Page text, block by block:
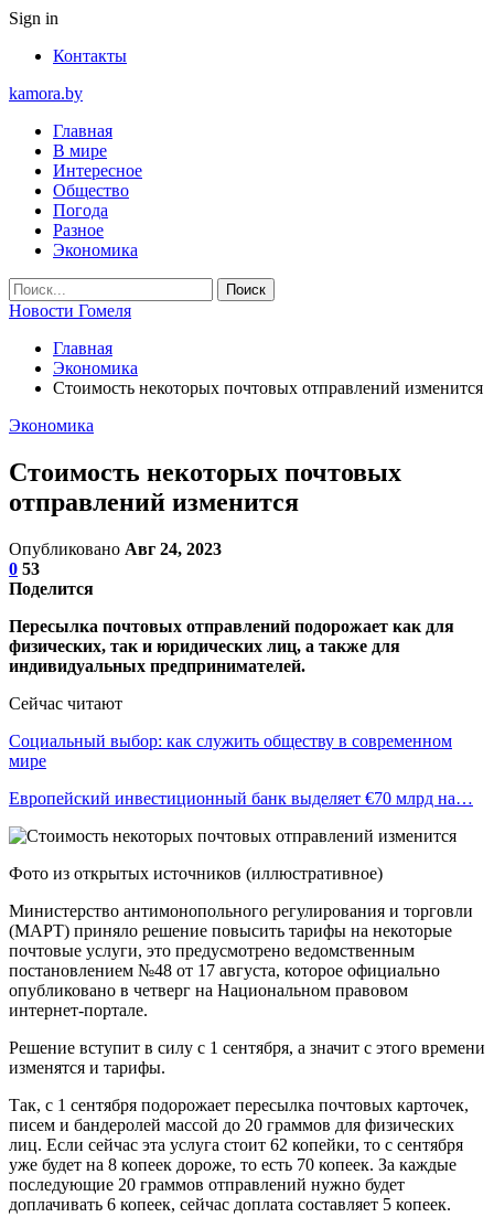
Sign in
Контакты
kamora.by
Главная
В мире
Интересное
Общество
Погода
Разное
Экономика
Новости Гомеля
Главная
Экономика
Стоимость некоторых почтовых отправлений изменится
Экономика
Стоимость некоторых почтовых
отправлений изменится
Опубликовано Авг 24, 2023
0 53
Поделится
Пересылка почтовых отправлений подорожает как для
физических, так и юридических лиц, а также для
индивидуальных предпринимателей.
Сейчас читают
Социальный выбор: как служить обществу в современном
мире
Европейский инвестиционный банк выделяет €70 млрд на…
Фото из открытых источников (иллюстративное)
Министерство антимонопольного регулирования и торговли
(МАРТ) приняло решение повысить тарифы на некоторые
почтовые услуги, это предусмотрено ведомственным
постановлением №48 от 17 августа, которое официально
опубликовано в четверг на Национальном правовом
интернет-портале.
Решение вступит в силу с 1 сентября, а значит с этого времени
изменятся и тарифы.
Так, с 1 сентября подорожает пересылка почтовых карточек,
писем и бандеролей массой до 20 граммов для физических
лиц. Если сейчас эта услуга стоит 62 копейки, то с сентября
уже будет на 8 копеек дороже, то есть 70 копеек. За каждые
последующие 20 граммов отправлений нужно будет
доплачивать 6 копеек, сейчас доплата составляет 5 копеек.